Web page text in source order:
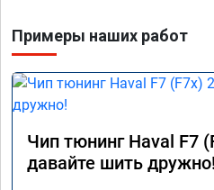
Примеры наших работ
Чип тюнинг Haval F7
давайте шить дружно!